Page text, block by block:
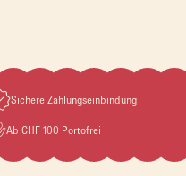
Sichere Zahlungseinbindung
Ab CHF 100 Portofrei